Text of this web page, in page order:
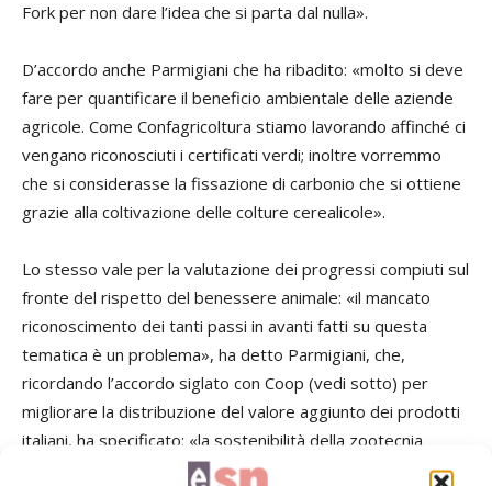
Fork per non dare l’idea che si parta dal nulla».
D’accordo anche Parmigiani che ha ribadito: «molto si deve
fare per quantificare il beneficio ambientale delle aziende
agricole. Come Confagricoltura stiamo lavorando affinché ci
vengano riconosciuti i certificati verdi; inoltre vorremmo
che si considerasse la fissazione di carbonio che si ottiene
grazie alla coltivazione delle colture cerealicole».
Lo stesso vale per la valutazione dei progressi compiuti sul
fronte del rispetto del benessere animale: «il mancato
riconoscimento dei tanti passi in avanti fatti su questa
tematica è un problema», ha detto Parmigiani, che,
ricordando l’accordo siglato con Coop (vedi sotto) per
migliorare la distribuzione del valore aggiunto dei prodotti
italiani, ha specificato: «la sostenibilità della zootecnia
italiana deve diventare un valore da trasferire al